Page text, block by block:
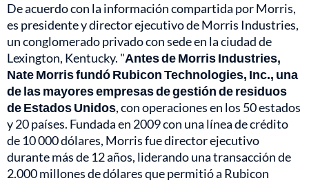
De acuerdo con la información compartida por Morris,
es presidente y director ejecutivo de Morris Industries,
un conglomerado privado con sede en la ciudad de
Lexington, Kentucky. "Antes de Morris Industries,
Nate Morris fundó Rubicon Technologies, Inc., una
de las mayores empresas de gestión de residuos
de Estados Unidos, con operaciones en los 50 estados
y 20 países. Fundada en 2009 con una línea de crédito
de 10 000 dólares, Morris fue director ejecutivo
durante más de 12 años, liderando una transacción de
2.000 millones de dólares que permitió a Rubicon